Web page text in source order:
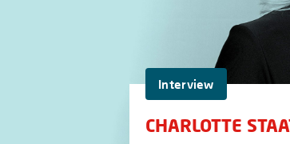
Interview
CHARLOTTE